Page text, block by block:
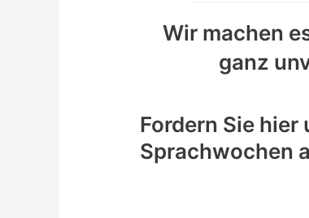
Wir machen
ganz
Fordern Sie
Sprachwochen